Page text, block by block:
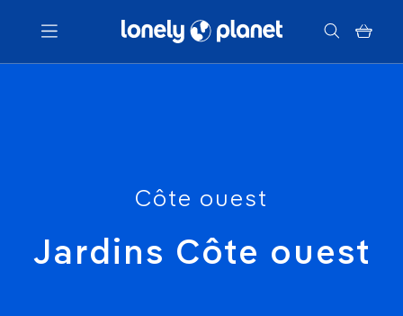
Menu
Côte ouest
Jardins Côte ouest